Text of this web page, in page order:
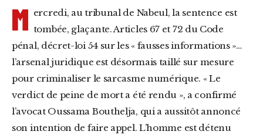
M ercredi, au tribunal de Nabeul, la sentence est
tombée, glaçante. Articles 67 et 72 du Code
pénal, décret-loi 54 sur les « fausses informations »…
l’arsenal juridique est désormais taillé sur mesure
pour criminaliser le sarcasme numérique. « Le
verdict de peine de mort a été rendu », a confirmé
l’avocat Oussama Bouthelja, qui a aussitôt annoncé
son intention de faire appel. L’homme est détenu